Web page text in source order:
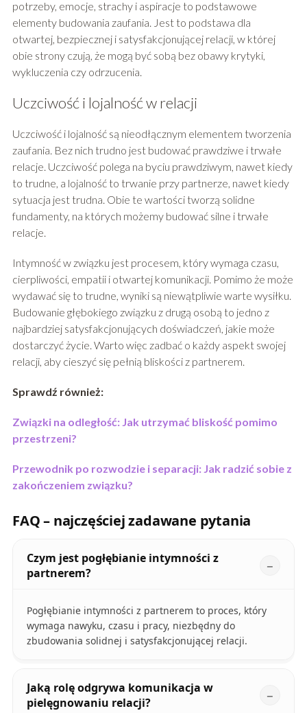
potrzeby, emocje, strachy i aspiracje to podstawowe
elementy budowania zaufania. Jest to podstawa dla
otwartej, bezpiecznej i satysfakcjonującej relacji, w której
obie strony czują, że mogą być sobą bez obawy krytyki,
wykluczenia czy odrzucenia.
Uczciwość i lojalność w relacji
Uczciwość i lojalność są nieodłącznym elementem tworzenia
zaufania. Bez nich trudno jest budować prawdziwe i trwałe
relacje. Uczciwość polega na byciu prawdziwym, nawet kiedy
to trudne, a lojalność to trwanie przy partnerze, nawet kiedy
sytuacja jest trudna. Obie te wartości tworzą solidne
fundamenty, na których możemy budować silne i trwałe
relacje.
Intymność w związku jest procesem, który wymaga czasu,
cierpliwości, empatii i otwartej komunikacji. Pomimo że może
wydawać się to trudne, wyniki są niewątpliwie warte wysiłku.
Budowanie głębokiego związku z drugą osobą to jedno z
najbardziej satysfakcjonujących doświadczeń, jakie może
dostarczyć życie. Warto więc zadbać o każdy aspekt swojej
relacji, aby cieszyć się pełnią bliskości z partnerem.
Sprawdź również:
Związki na odległość: Jak utrzymać bliskość pomimo
przestrzeni?
Przewodnik po rozwodzie i separacji: Jak radzić sobie z
zakończeniem związku?
FAQ – najczęściej zadawane pytania
Czym jest pogłębianie intymności z
partnerem?
Pogłębianie intymności z partnerem to proces, który
wymaga nawyku, czasu i pracy, niezbędny do
zbudowania solidnej i satysfakcjonującej relacji.
Jaką rolę odgrywa komunikacja w
pielęgnowaniu relacji?